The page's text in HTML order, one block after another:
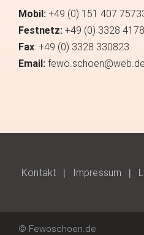
Mobil: +49 (0) 151 407
Festnetz: +49 (0) 3328
Fax: +49 (0) 3328 330823
Email: fewo.schoen@web.de
Kontakt Impressum
© Fewoschoen.de